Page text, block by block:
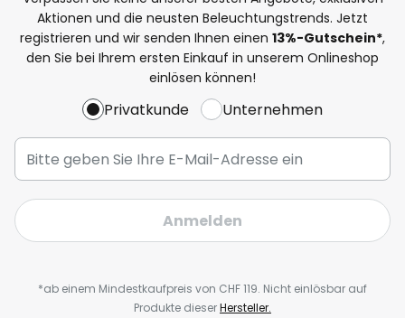
Aktionen und die neusten Beleuchtungstrends. Jetzt
registrieren und wir senden Ihnen einen 13%-Gutschein*,
den Sie bei Ihrem ersten Einkauf in unserem Onlineshop
einlösen können!
Privatkunde Unternehmen
Anmelden
*ab einem Mindestkaufpreis von CHF 119. Nicht einlösbar auf
Produkte dieserHersteller.